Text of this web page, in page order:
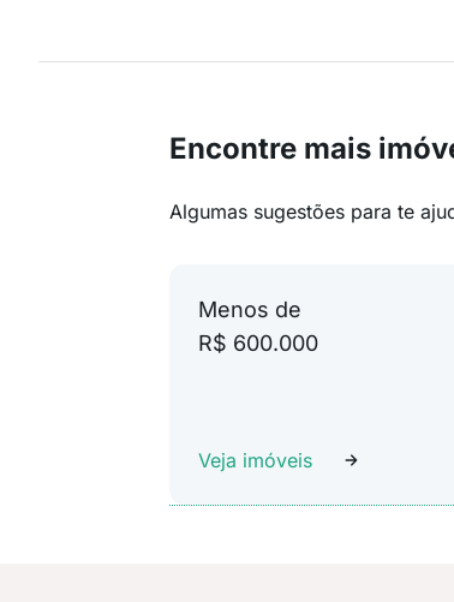
Encontre mais
Algumas sugestões para te
Menos de
R$ 600.000
Veja imóveis